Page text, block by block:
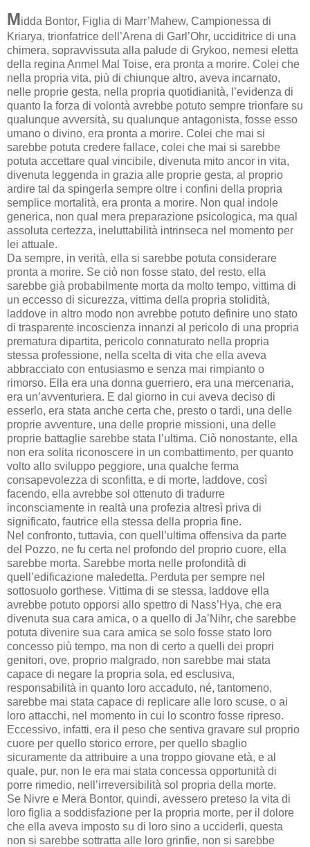
Midda Bontor, Figlia di Marr’Mahew, Campionessa di
Kriarya, trionfatrice dell’Arena di Garl’Ohr, ucciditrice di una
chimera, sopravvissuta alla palude di Grykoo, nemesi eletta
della regina Anmel Mal Toise, era pronta a morire. Colei che
nella propria vita, più di chiunque altro, aveva incarnato,
nelle proprie gesta, nella propria quotidianità, l’evidenza di
quanto la forza di volontà avrebbe potuto sempre trionfare su
qualunque avversità, su qualunque antagonista, fosse esso
umano o divino, era pronta a morire. Colei che mai si
sarebbe potuta credere fallace, colei che mai si sarebbe
potuta accettare qual vincibile, divenuta mito ancor in vita,
divenuta leggenda in grazia alle proprie gesta, al proprio
ardire tal da spingerla sempre oltre i confini della propria
semplice mortalità, era pronta a morire. Non qual indole
generica, non qual mera preparazione psicologica, ma qual
assoluta certezza, ineluttabilità intrinseca nel momento per
lei attuale.
Da sempre, in verità, ella si sarebbe potuta considerare
pronta a morire. Se ciò non fosse stato, del resto, ella
sarebbe già probabilmente morta da molto tempo, vittima di
un eccesso di sicurezza, vittima della propria stolidità,
laddove in altro modo non avrebbe potuto definire uno stato
di trasparente incoscienza innanzi al pericolo di una propria
prematura dipartita, pericolo connaturato nella propria
stessa professione, nella scelta di vita che ella aveva
abbracciato con entusiasmo e senza mai rimpianto o
rimorso. Ella era una donna guerriero, era una mercenaria,
era un’avventuriera. E dal giorno in cui aveva deciso di
esserlo, era stata anche certa che, presto o tardi, una delle
proprie avventure, una delle proprie missioni, una delle
proprie battaglie sarebbe stata l’ultima. Ciò nonostante, ella
non era solita riconoscere in un combattimento, per quanto
volto allo sviluppo peggiore, una qualche ferma
consapevolezza di sconfitta, e di morte, laddove, così
facendo, ella avrebbe sol ottenuto di tradurre
inconsciamente in realtà una profezia altresì priva di
significato, fautrice ella stessa della propria fine.
Nel confronto, tuttavia, con quell’ultima offensiva da parte
del Pozzo, ne fu certa nel profondo del proprio cuore, ella
sarebbe morta. Sarebbe morta nelle profondità di
quell’edificazione maledetta. Perduta per sempre nel
sottosuolo gorthese. Vittima di se stessa, laddove ella
avrebbe potuto opporsi allo spettro di Nass’Hya, che era
divenuta sua cara amica, o a quello di Ja’Nihr, che sarebbe
potuta divenire sua cara amica se solo fosse stato loro
concesso più tempo, ma non di certo a quelli dei propri
genitori, ove, proprio malgrado, non sarebbe mai stata
capace di negare la propria sola, ed esclusiva,
responsabilità in quanto loro accaduto, né, tantomeno,
sarebbe mai stata capace di replicare alle loro scuse, o ai
loro attacchi, nel momento in cui lo scontro fosse ripreso.
Eccessivo, infatti, era il peso che sentiva gravare sul proprio
cuore per quello storico errore, per quello sbaglio
sicuramente da attribuire a una troppo giovane età, e al
quale, pur, non le era mai stata concessa opportunità di
porre rimedio, nell’irreversibilità sol propria della morte.
Se Nivre e Mera Bontor, quindi, avessero preteso la vita di
loro figlia a soddisfazione per la propria morte, per il dolore
che ella aveva imposto su di loro sino a ucciderli, questa
non si sarebbe sottratta alle loro grinfie, non si sarebbe